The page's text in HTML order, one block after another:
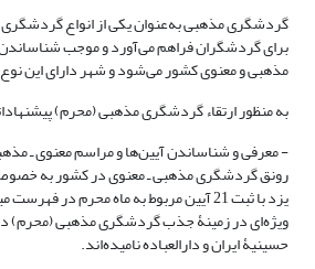
گردشگری مذهبی به‌‌عنوان یکی از انواع
برای گردشگران فراهم می‌آورد و موجب
مذهبی و معنوی کشور می‌شود و شهر دارای این
به منظور ارتقاء گردشگری مذهبی (محرم)
- معرفی و شناساندن آیین‌ها و مراسم معنوی ـ
رونق گردشگری مذهبی ـ معنوی در کشور به
یزد با ثبت 21 آیین مربوط به ماه محرم در
ویژه‌ای در زمینۀ جذب گردشگری مذهبی (محرم)
حسینیۀ ایران و دارالعباده نامیده‌اند.